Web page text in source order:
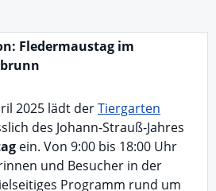
Fledermaustag im
2025 lädt derTiergarten
des Johann-Strauß-Jahres
ein. Von 9:00 bis 18:00 Uhr
und Besucher in der
Programm rund um